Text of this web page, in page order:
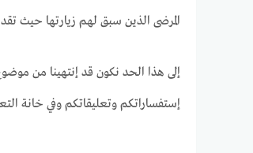
المرضى الذين سبق لهم زيارتها حيث
إلى هذا الحد نكون قد إنتهينا من
إستفساراتكم وتعليقاتكم وفي خانة